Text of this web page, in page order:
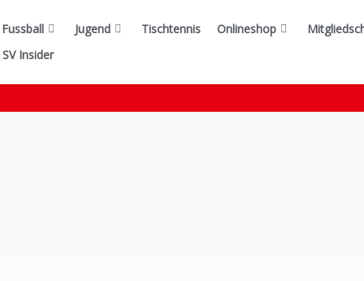
Fussball Jugend Tischtennis Onlineshop
SV Insider